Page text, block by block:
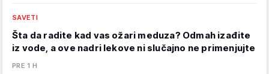
SAVETI
Šta da radite kad vas ožari meduza? Odmah izađite
iz vode, a ove nadri lekove ni slučajno ne primenjujte
PRE 1 H